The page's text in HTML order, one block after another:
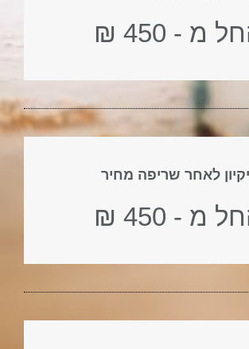
מ - 450 ₪
לאחר שריפה מחיר
מ - 450 ₪